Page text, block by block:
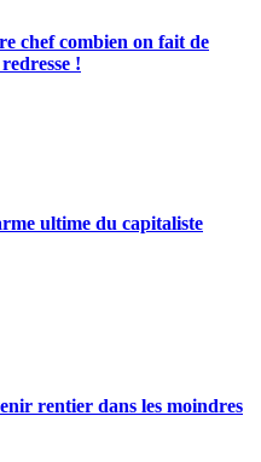
chef combien on fait de
!
ultime du capitaliste
rentier dans les moindres